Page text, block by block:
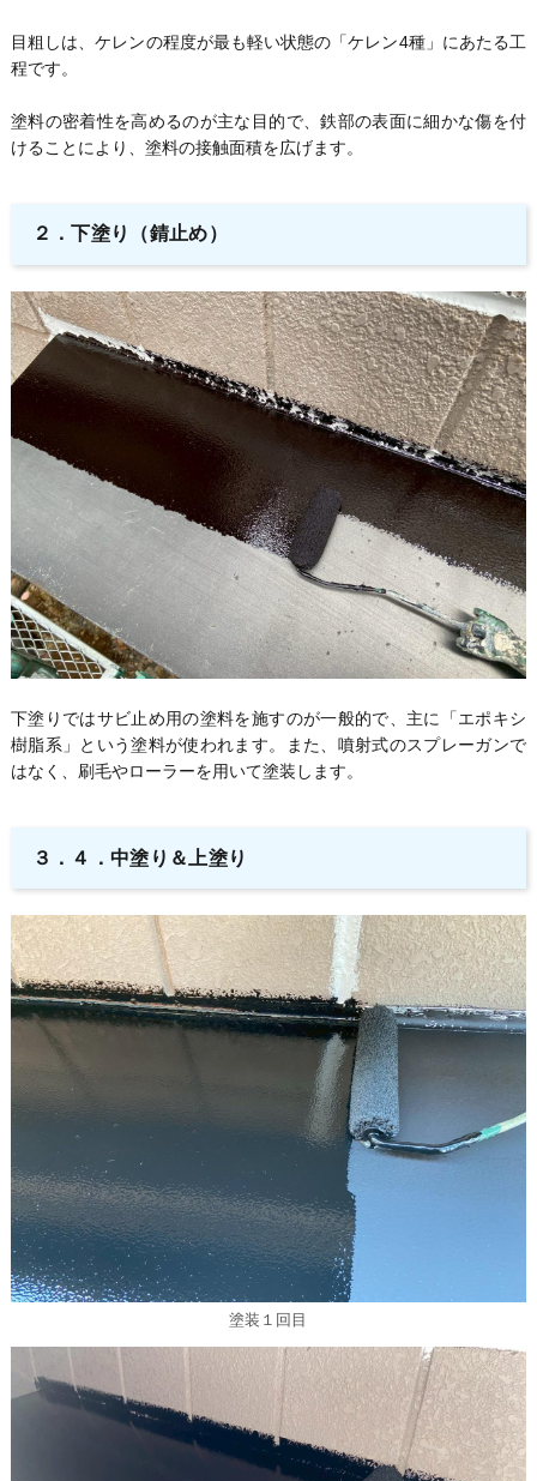
目粗しは、ケレンの程度が最も軽い状態の「ケレン4種」にあたる工
程です。
塗料の密着性を高めるのが主な目的で、鉄部の表面に細かな傷を付
けることにより、塗料の接触面積を広げます。
２．下塗り（錆止め）
下塗りではサビ止め用の塗料を施すのが一般的で、主に「エポキシ
樹脂系」という塗料が使われます。また、噴射式のスプレーガンで
はなく、刷毛やローラーを用いて塗装します。
３．４．中塗り＆上塗り
塗装１回目